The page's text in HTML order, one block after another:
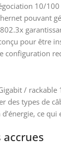
10/
pouvant
pour être
configuration
/
des types de
ce
accrues